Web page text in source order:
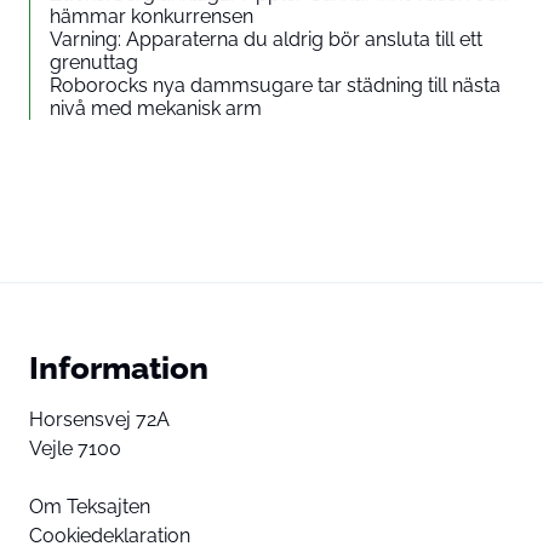
hämmar konkurrensen
Varning: Apparaterna du aldrig bör ansluta till ett
grenuttag
Roborocks nya dammsugare tar städning till nästa
nivå med mekanisk arm
Information
Horsensvej 72A
Vejle 7100
Om Teksajten
Cookiedeklaration